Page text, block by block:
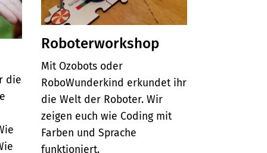
die
Roboterworkshop
Mit Ozobots oder
RoboWunderkind erkundet ihr
die Welt der Roboter. Wir
zeigen euch wie Coding mit
Farben und Sprache
funktioniert.